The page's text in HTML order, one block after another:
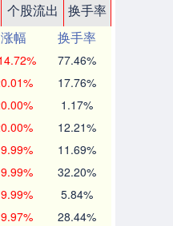
个股流出
换手率
涨幅
换手率
77.46%
17.76%
1.17%
12.21%
11.69%
32.20%
5.84%
28.44%